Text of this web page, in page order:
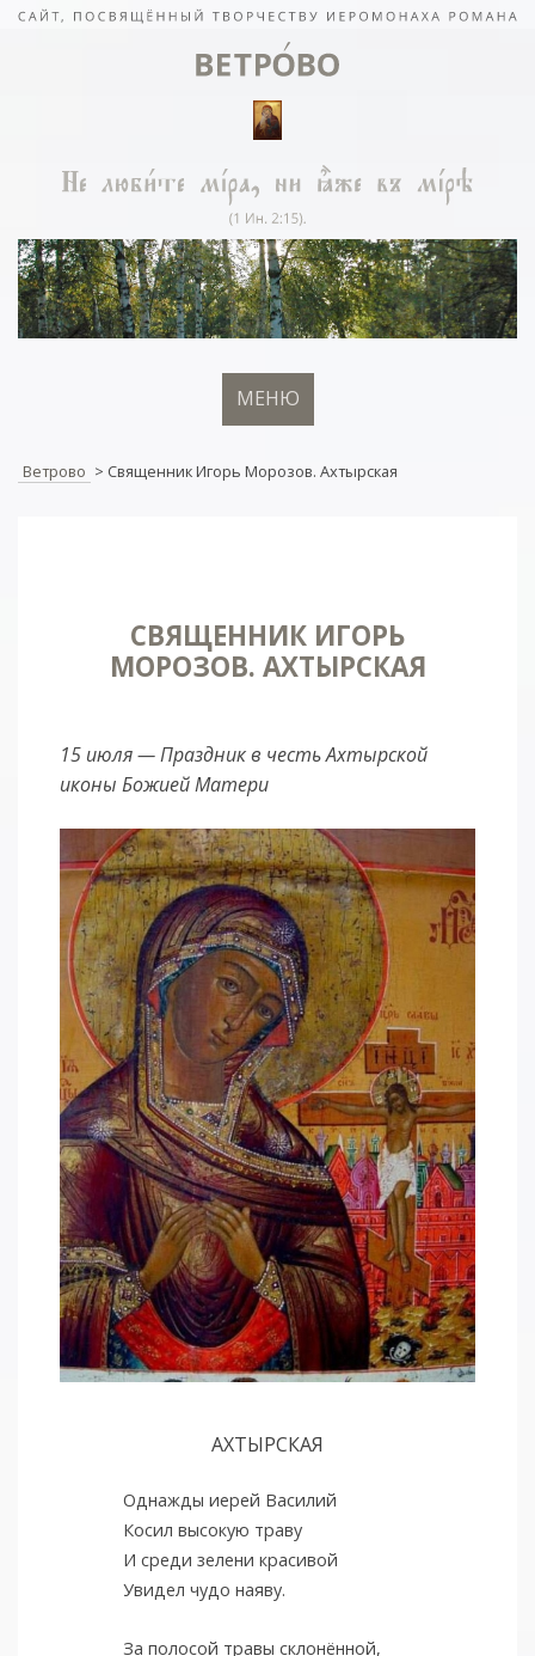
МЕНЮ
Ветрово > Священник Игорь Морозов. Ахтырская
СВЯЩЕННИК ИГОРЬ
МОРОЗОВ. АХТЫРСКАЯ
15 июля — Праздник в честь Ахтырской
иконы Божией Матери
АХТЫРСКАЯ
Однажды иерей Василий
Косил высокую траву
И среди зелени красивой
Увидел чудо наяву.
За полосой травы склонённой,